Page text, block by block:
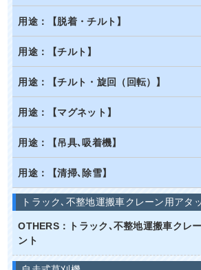
用途：【脱着・チルト】
用途：【チルト】
用途：【チルト・旋回（回転）】
用途：【マグネット】
用途：【吊具､吸着機】
用途：【清掃､除雪】
トラック､不整地運搬車クレーン用アタ
OTHERS：トラック､不整地運搬車クレ
ント